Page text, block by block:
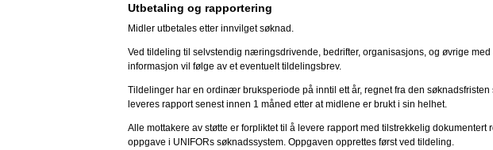
Utbetaling og rapportering
Midler utbetales etter innvilget søknad.
Ved tildeling til selvstendig næringsdrivende, bedrifter, organisasjons, og øvrige
informasjon vil følge av et eventuelt tildelingsbrev.
Tildelinger har en ordinær bruksperiode på inntil ett år, regnet fra den
leveres rapport senest innen 1 måned etter at midlene er brukt i sin helhet.
Alle mottakere av støtte er forpliktet til å levere rapport med tilstrekkelig
oppgave i UNIFORs søknadssystem. Oppgaven opprettes først ved tildeling.